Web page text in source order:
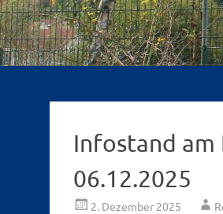
Infostand
06.12.2025
2. Dezember 2025